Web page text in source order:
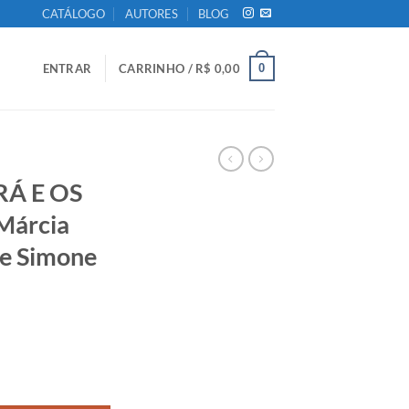
CATÁLOGO AUTORES BLOG
ENTRAR CARRINHO / R$ 0,00 0
E OS
Simone